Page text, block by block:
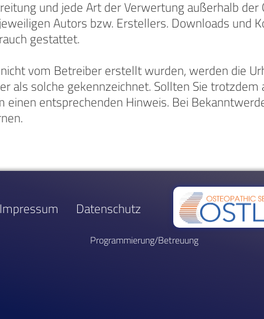
und jede Art der Verwertung außerhalb
Autors bzw. Erstellers. Downloads und
gestattet.
vom Betreiber erstellt wurden, werden die
als solche gekennzeichnet. Sollten Sie
entsprechenden Hinweis. Bei
Impressum Datenschutz
Programmierung/Betreuung